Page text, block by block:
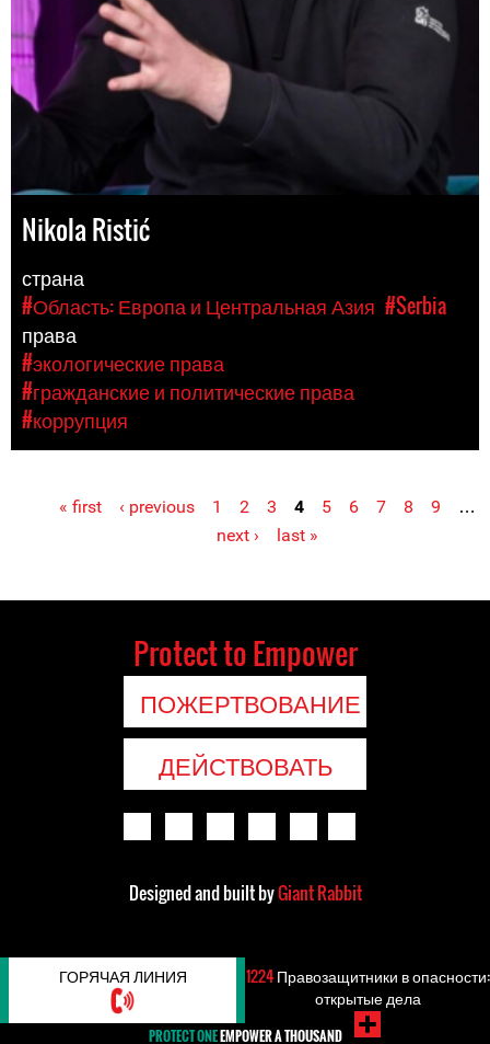
Nikola Ristić
страна
#Область: Европа и Центральная Азия #Serbia
права
#экологические права
#гражданские и политические права
#коррупция
Pages« first ‹ previous 1 2 3 4 5 6 7 8 9
…
next ›
last »
Protect to Empower
ПОЖЕРТВОВАНИЕ
ДЕЙСТВОВАТЬ
Designed and built byGiant Rabbit
ГОРЯЧАЯ ЛИНИЯ 1224Правозащитники в опасности:
открытые дела
PROTECT ONEEMPOWER A THOUSAND